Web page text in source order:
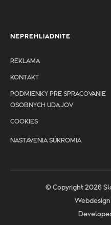
NEPREHLIADNITE
REKLAMA
KONTAKT
PODMIENKY PRE SPRACOVANIE
OSOBNYCH UDAJOV
COOKIES
NASTAVENIA SÚKROMIA
© Copyright 2026